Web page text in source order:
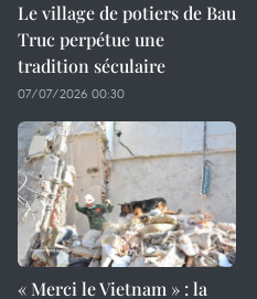
Le village de potiers de Bau
Truc perpétue une
tradition séculaire
07/07/2026 00:30
« Merci le Vietnam » : la